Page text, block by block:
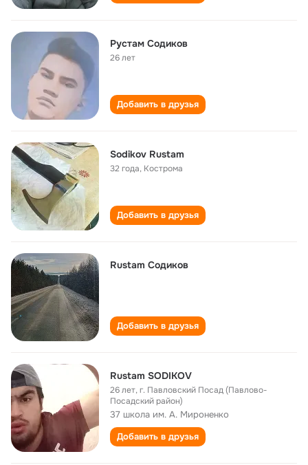
Рустам Содиков
26 лет
Добавить в друзья
Sodikov Rustam
32 года, Кострома
Добавить в друзья
Rustam Содиков
Добавить в друзья
Rustam SODIKOV
26 лет,г. Павловский Посад (Павлово-
Посадский район)
37 школа им. А. Мироненко
Добавить в друзья